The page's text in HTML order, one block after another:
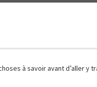
à savoir avant d’aller y